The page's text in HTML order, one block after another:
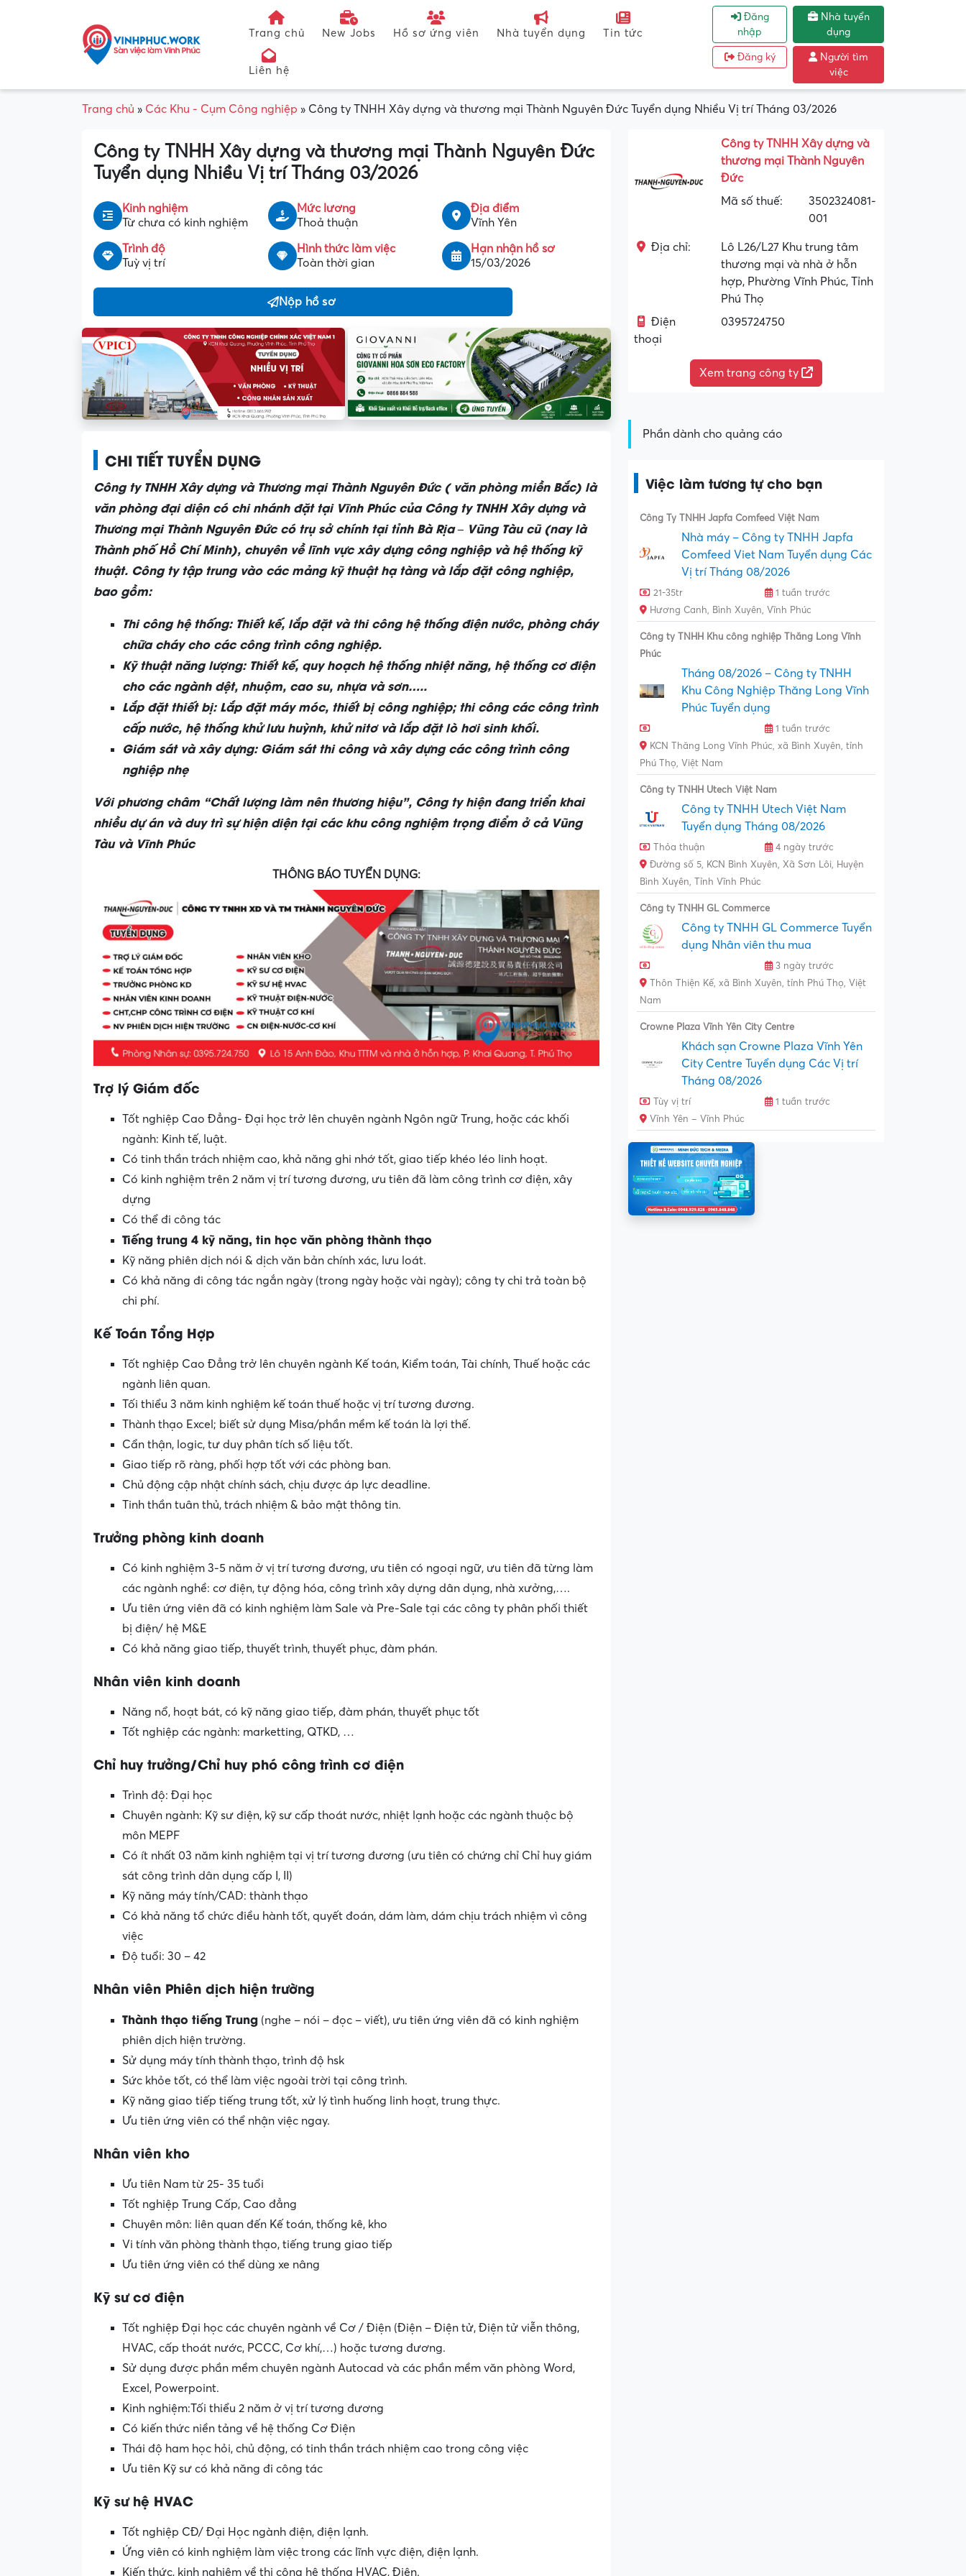
Trang chủ New Jobs Hồ sơ ứng viên Nhà tuyển dụng Tin tức
Liên hệ
Đăng
nhập
Đăng ký
Nhà tuyển
dụng
Người tìm
việc
Trang chủ » Các Khu - Cụm Công nghiệp » Công ty TNHH Xây dựng và thương mại Thành Nguyên Đức Tuyển dụng Nhiều Vị trí Tháng 03/2026
Công ty TNHH Xây dựng và thương mại Thành Nguyên Đức
Tuyển dụng Nhiều Vị trí Tháng 03/2026
Kinh nghiệm
Từ chưa có kinh nghiệm
Mức lương
Thoả thuận
Địa điểm
Vĩnh Yên
Trình độ
Tuỳ vị trí
Hình thức làm việc
Toàn thời gian
Hạn nhận hồ sơ
15/03/2026
Nộp hồ sơ
Công ty TNHH Xây dựng và
thương mại Thành Nguyên
Đức
Mã số thuế:
3502324081-
001
Địa chỉ:
Lô L26/L27 Khu trung tâm
thương mại và nhà ở hỗn
hợp, Phường Vĩnh Phúc, Tỉnh
Phú Thọ
Điện
thoại
0395724750
Xem trang công ty
CHI TIẾT TUYỂN DỤNG
Công ty TNHH Xây dựng và Thương mại Thành Nguyên Đức ( văn phòng miền Bắc) là
văn phòng đại diện có chi nhánh đặt tại Vĩnh Phúc của Công ty TNHH Xây dựng và
Thương mại Thành Nguyên Đức có trụ sở chính tại tỉnh Bà Rịa – Vũng Tàu cũ (nay là
Thành phố Hồ Chí Minh), chuyên về lĩnh vực xây dựng công nghiệp và hệ thống kỹ
thuật. Công ty tập trung vào các mảng kỹ thuật hạ tàng và lắp đặt công nghiệp,
bao gồm:
Thi công hệ thống: Thiết kế, lắp đặt và thi công hệ thống điện nước, phòng cháy
chữa cháy cho các công trình công nghiệp.
Kỹ thuật năng lượng: Thiết kế, quy hoạch hệ thống nhiệt năng, hệ thống cơ điện
cho các ngành dệt, nhuộm, cao su, nhựa và sơn…..
Lắp đặt thiết bị: Lắp đặt máy móc, thiết bị công nghiệp; thi công các công trình
cấp nước, hệ thống khử lưu huỳnh, khử nitơ và lắp đặt lò hơi sinh khối.
Giám sát và xây dựng: Giám sát thi công và xây dựng các công trình công
nghiệp nhẹ
Với phương châm “Chất lượng làm nên thương hiệu”, Công ty hiện đang triển khai
nhiều dự án và duy trì sự hiện diện tại các khu công nghiệm trọng điểm ở cả Vũng
Tàu và Vĩnh Phúc
THÔNG BÁO TUYỂN DỤNG:
Trợ lý Giám đốc
Tốt nghiệp Cao Đẳng- Đại học trở lên chuyên ngành Ngôn ngữ Trung, hoặc các khối
ngành: Kinh tế, luật.
Có tinh thần trách nhiệm cao, khả năng ghi nhớ tốt, giao tiếp khéo léo linh hoạt.
Có kinh nghiệm trên 2 năm vị trí tương đương, ưu tiên đã làm công trình cơ điện, xây
dựng
Có thể đi công tác
Tiếng trung 4 kỹ năng, tin học văn phòng thành thạo
Kỹ năng phiên dịch nói & dịch văn bản chính xác, lưu loát.
Có khả năng đi công tác ngắn ngày (trong ngày hoặc vài ngày); công ty chi trả toàn bộ
chi phí.
Kế Toán Tổng Hợp
Tốt nghiệp Cao Đẳng trở lên chuyên ngành Kế toán, Kiểm toán, Tài chính, Thuế hoặc các
ngành liên quan.
Tối thiểu 3 năm kinh nghiệm kế toán thuế hoặc vị trí tương đương.
Thành thạo Excel; biết sử dụng Misa/phần mềm kế toán là lợi thế.
Cẩn thận, logic, tư duy phân tích số liệu tốt.
Giao tiếp rõ ràng, phối hợp tốt với các phòng ban.
Chủ động cập nhật chính sách, chịu được áp lực deadline.
Tinh thần tuân thủ, trách nhiệm & bảo mật thông tin.
Trưởng phòng kinh doanh
Có kinh nghiệm 3-5 năm ở vị trí tương đương, ưu tiên có ngoại ngữ, ưu tiên đã từng làm
các ngành nghề: cơ điện, tự động hóa, công trình xây dựng dân dụng, nhà xưởng,….
Ưu tiên ứng viên đã có kinh nghiệm làm Sale và Pre-Sale tại các công ty phân phối thiết
bị điện/ hệ M&E
Có khả năng giao tiếp, thuyết trình, thuyết phục, đàm phán.
Nhân viên kinh doanh
Năng nổ, hoạt bát, có kỹ năng giao tiếp, đàm phán, thuyết phục tốt
Tốt nghiệp các ngành: marketting, QTKD, …
Chỉ huy trưởng/Chỉ huy phó công trình cơ điện
Trình độ: Đại học
Chuyên ngành: Kỹ sư điện, kỹ sư cấp thoát nước, nhiệt lạnh hoặc các ngành thuộc bộ
môn MEPF
Có ít nhất 03 năm kinh nghiệm tại vị trí tương đương (ưu tiên có chứng chỉ Chỉ huy giám
sát công trình dân dụng cấp I, II)
Kỹ năng máy tính/CAD: thành thạo
Có khả năng tổ chức điều hành tốt, quyết đoán, dám làm, dám chịu trách nhiệm vì công
việc
Độ tuổi: 30 – 42
Nhân viên Phiên dịch hiện trường
Thành thạo tiếng Trung (nghe – nói – đọc – viết), ưu tiên ứng viên đã có kinh nghiệm
phiên dịch hiện trường.
Sử dụng máy tính thành thạo, trình độ hsk
Sức khỏe tốt, có thể làm việc ngoài trời tại công trình.
Kỹ năng giao tiếp tiếng trung tốt, xử lý tình huống linh hoạt, trung thực.
Ưu tiên ứng viên có thể nhận việc ngay.
Nhân viên kho
Ưu tiên Nam từ 25- 35 tuổi
Tốt nghiệp Trung Cấp, Cao đẳng
Chuyên môn: liên quan đến Kế toán, thống kê, kho
Vi tính văn phòng thành thạo, tiếng trung giao tiếp
Ưu tiên ứng viên có thể dùng xe nâng
Kỹ sư cơ điện
Tốt nghiệp Đại học các chuyên ngành về Cơ / Điện (Điện – Điện tử, Điện tử viễn thông,
HVAC, cấp thoát nước, PCCC, Cơ khí,…) hoặc tương đương.
Sử dụng được phần mềm chuyên ngành Autocad và các phần mềm văn phòng Word,
Excel, Powerpoint.
Kinh nghiệm:Tối thiểu 2 năm ở vị trí tương đương
Có kiến thức niền tảng về hệ thống Cơ Điện
Thái độ ham học hỏi, chủ động, có tinh thần trách nhiệm cao trong công việc
Ưu tiên Kỹ sư có khả năng đi công tác
Kỹ sư hệ HVAC
Tốt nghiệp CĐ/ Đại Học ngành điện, điện lạnh.
Ứng viên có kinh nghiệm làm việc trong các lĩnh vực điện, điện lạnh.
Kiến thức, kinh nghiệm về thi công hệ thống HVAC, Điện.
Phần dành cho quảng cáo
Việc làm tương tự cho bạn
Công Ty TNHH Japfa Comfeed Việt Nam
Nhà máy – Công ty TNHH Japfa
Comfeed Viet Nam Tuyển dụng Các
Vị trí Tháng 08/2026
21-35tr
1 tuần trước
Hương Canh, Bình Xuyên, Vĩnh Phúc
Công ty TNHH Khu công nghiệp Thăng Long Vĩnh
Phúc
Tháng 08/2026 – Công ty TNHH
Khu Công Nghiệp Thăng Long Vĩnh
Phúc Tuyển dụng
1 tuần trước
KCN Thăng Long Vĩnh Phúc, xã Bình Xuyên, tỉnh
Phú Thọ, Việt Nam
Công ty TNHH Utech Việt Nam
Công ty TNHH Utech Việt Nam
Tuyển dụng Tháng 08/2026
Thỏa thuận
4 ngày trước
Đường số 5, KCN Bình Xuyên, Xã Sơn Lôi, Huyện
Bình Xuyên, Tỉnh Vĩnh Phúc
Công ty TNHH GL Commerce
Công ty TNHH GL Commerce Tuyển
dụng Nhân viên thu mua
3 ngày trước
Thôn Thiện Kế, xã Bình Xuyên, tỉnh Phú Thọ, Việt
Nam
Crowne Plaza Vĩnh Yên City Centre
Khách sạn Crowne Plaza Vĩnh Yên
City Centre Tuyển dụng Các Vị trí
Tháng 08/2026
Tùy vị trí
1 tuần trước
Vĩnh Yên – Vĩnh Phúc